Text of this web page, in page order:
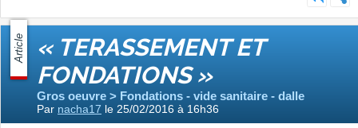
Article « TERASSEMENT ET
FONDATIONS »
Gros oeuvre > Fondations - vide sanitaire - dalle
Par nacha17 le 25/02/2016 à 16h36